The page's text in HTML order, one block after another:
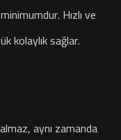
Hızlı ve
kolaylık sağlar.
aynı zamanda